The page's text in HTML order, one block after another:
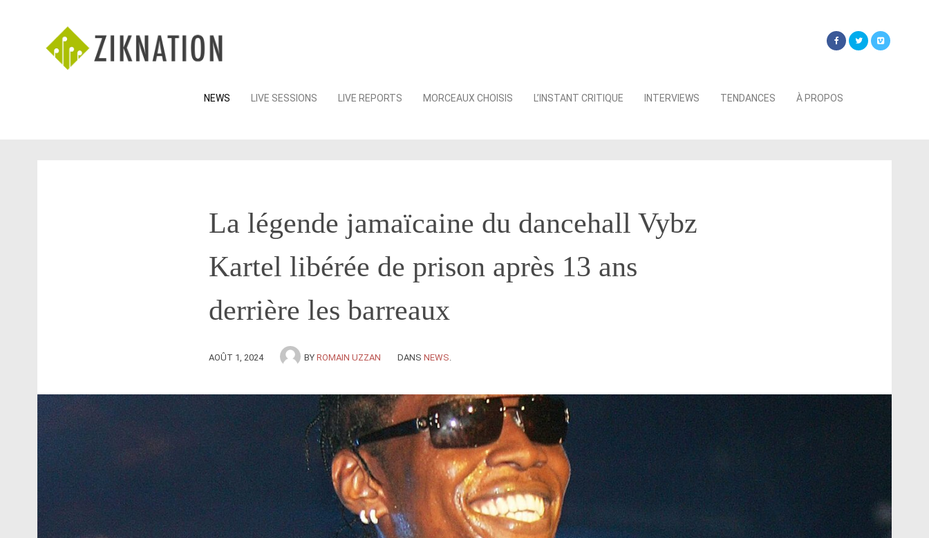
Skip
NEWS LIVE SESSIONS LIVE REPORTS MORCEAUX CHOISIS L’INSTANT CRITIQUE INTERVIEWS TENDANCES À PROPOS
La légende jamaïcaine du dancehall Vybz
Kartel libérée de prison après 13 ans
derrière les barreaux
AOÛT 1, 2024 BY ROMAIN UZZAN DANS NEWS